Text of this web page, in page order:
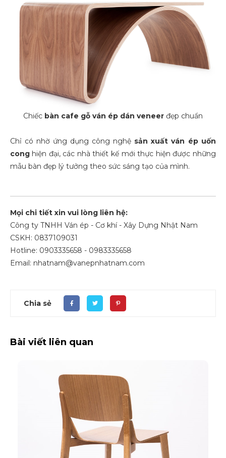
Chiếc bàn cafe gỗ ván ép dán veneer đẹp chuẩn
Chỉ có nhờ ứng dụng công nghệ sản xuất ván ép uốn
cong hiện đại, các nhà thiết kế mới thực hiện được những
mẫu bàn đẹp lý tưởng theo sức sáng tạo của mình.
Mọi chi tiết xin vui lòng liên hệ:
Công ty TNHH Ván ép - Cơ khí - Xây Dựng Nhật Nam
CSKH: 0837109031
Hotline: 0903335658 - 0983335658
Email: nhatnam@vanepnhatnam.com
Chia sẻ
Bài viết liên quan